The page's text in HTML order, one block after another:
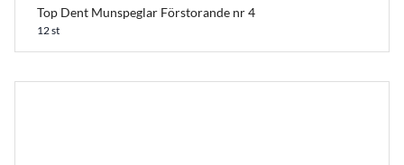
Top Dent Munspeglar Förstorande nr 4
12 st